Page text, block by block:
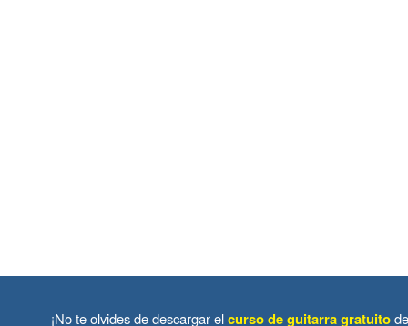
¡No te olvides de descargar elcurso de guitarra gratuito